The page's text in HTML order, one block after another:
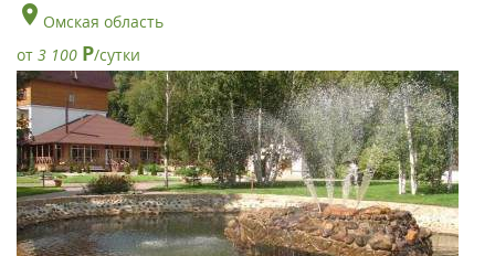
Омская область
от 3 100 Р/сутки